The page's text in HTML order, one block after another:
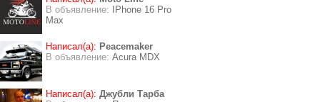
В объявление:
IPhone 16 Pro
Max
Написал(а): Peacemaker
В объявление: Acura MDX
Написал(а): Джубли Тарба